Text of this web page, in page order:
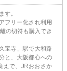
す。
フリー化され利用
の切符も購入でき
宝寺」駅で大和路
と、大阪都心への
えで、JRおおさか